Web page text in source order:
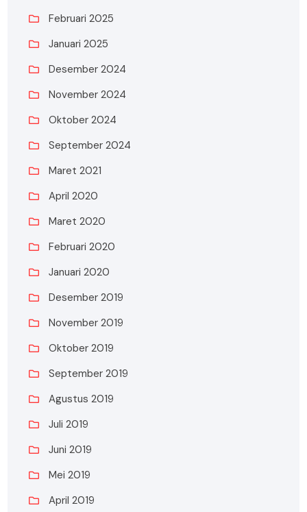
Februari 2025
Januari 2025
Desember 2024
November 2024
Oktober 2024
September 2024
Maret 2021
April 2020
Maret 2020
Februari 2020
Januari 2020
Desember 2019
November 2019
Oktober 2019
September 2019
Agustus 2019
Juli 2019
Juni 2019
Mei 2019
April 2019